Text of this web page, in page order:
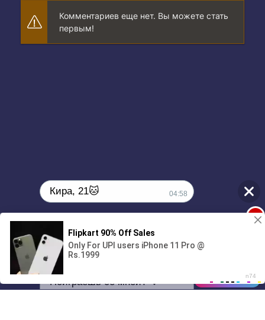
Комментариев еще нет. Вы можете стать
первым!
01/07
00:00
Кира, 21🐱 04:58
Поиграешь со мной? 💖🐾
1